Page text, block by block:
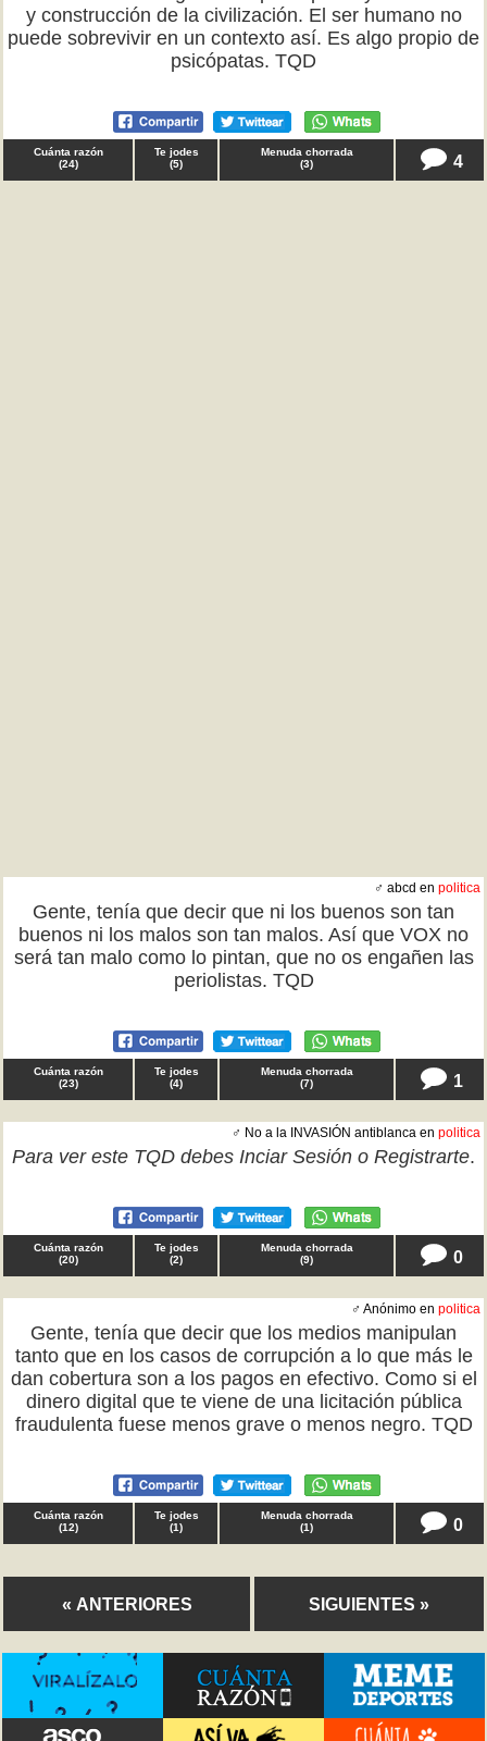
y construcción de la civilización. El ser humano no
puede sobrevivir en un contexto así. Es algo propio de
psicópatas. TQD
Cuánta razón
(24)
Te jodes
(5)
Menuda chorrada
(3) 4
♂ abcd en politica
Gente, tenía que decir que ni los buenos son tan
buenos ni los malos son tan malos. Así que VOX no
será tan malo como lo pintan, que no os engañen las
periolistas. TQD
Cuánta razón
(23)
Te jodes
(4)
Menuda chorrada
(7) 1
♂ No a la INVASIÓN antiblanca en politica
Para ver este TQD debes Inciar Sesión o Registrarte.
Cuánta razón
(20)
Te jodes
(2)
Menuda chorrada
(9) 0
♂ Anónimo en politica
Gente, tenía que decir que los medios manipulan
tanto que en los casos de corrupción a lo que más le
dan cobertura son a los pagos en efectivo. Como si el
dinero digital que te viene de una licitación pública
fraudulenta fuese menos grave o menos negro. TQD
Cuánta razón
(12)
Te jodes
(1)
Menuda chorrada
(1) 0
« ANTERIORES SIGUIENTES »